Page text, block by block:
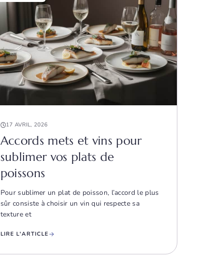
17 AVRIL, 2026
Accords mets et vins pour
sublimer vos plats de
poissons
Pour sublimer un plat de poisson, l’accord le plus
sûr consiste à choisir un vin qui respecte sa
texture et
LIRE L'ARTICLE